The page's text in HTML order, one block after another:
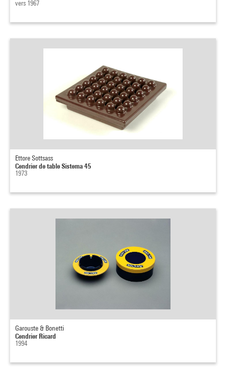
vers 1967
Ettore Sottsass
Cendrier de table Sistema 45
1973
Garouste & Bonetti
Cendrier Ricard
1994